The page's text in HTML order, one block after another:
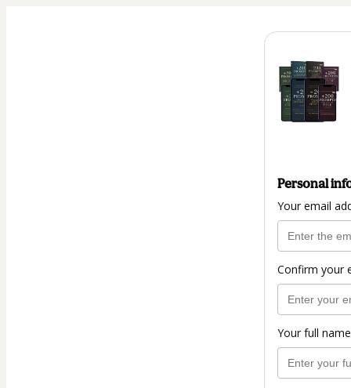
Personal
Your email
Confirm your
Your full name